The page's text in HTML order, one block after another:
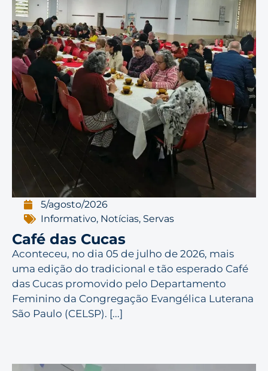
5/agosto/2026
Informativo, Notícias, Servas
Café das Cucas
Aconteceu, no dia 05 de julho de 2026, mais
uma edição do tradicional e tão esperado Café
das Cucas promovido pelo Departamento
Feminino da Congregação Evangélica Luterana
São Paulo (CELSP). [...]